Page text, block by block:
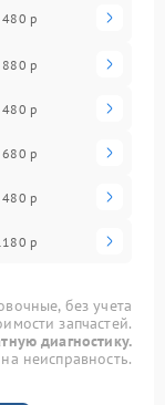
480 р
880 р
480 р
680 р
480 р
р
без учета
запчастей.
диагностику.
неисправность.